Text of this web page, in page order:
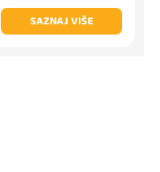
SAZNAJ VIŠE